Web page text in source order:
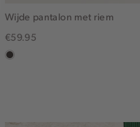
Wijde pantalon met riem
€59.95
choco